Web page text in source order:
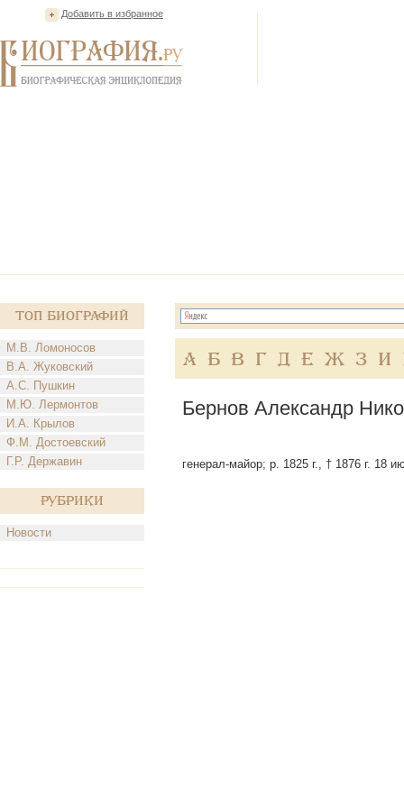
Добавить в избранное
Топ Биографий
М.В. Ломоносов
В.А. Жуковский
А.С. Пушкин
М.Ю. Лермонтов
И.А. Крылов
Ф.М. Достоевский
Г.Р. Державин
Рубрики
Новости
А Б В Г Д Е Ж З И
Бернов Александр
генерал-майор; р. 1825 г., † 1876 г. 18